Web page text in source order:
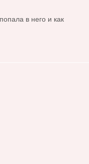
в него и как